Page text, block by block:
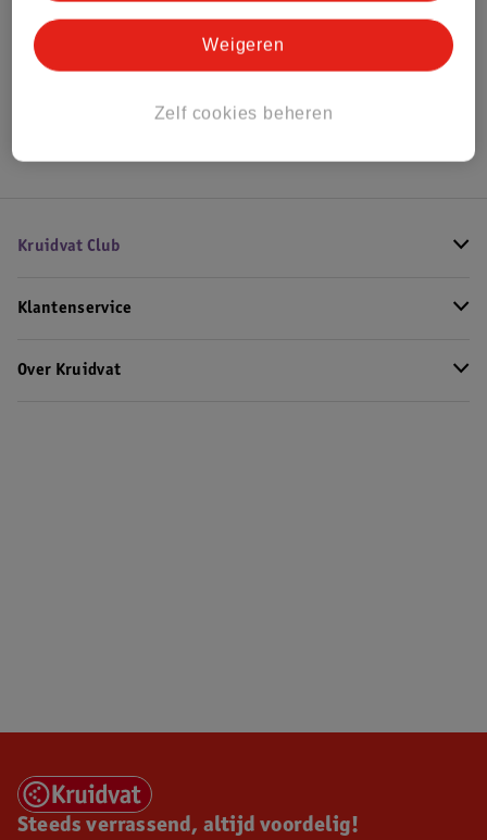
Bekijk ook
Meer Alle Geschenkset voor hem
Hoe controleren wij de reviews?
Kruidvat Club
Klantenservice
Over Kruidvat
Steeds verrassend, altijd voordelig!
Zelf cookies beheren
Weigeren